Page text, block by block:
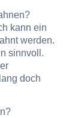
kann ein
werden.
sinnvoll.
doch